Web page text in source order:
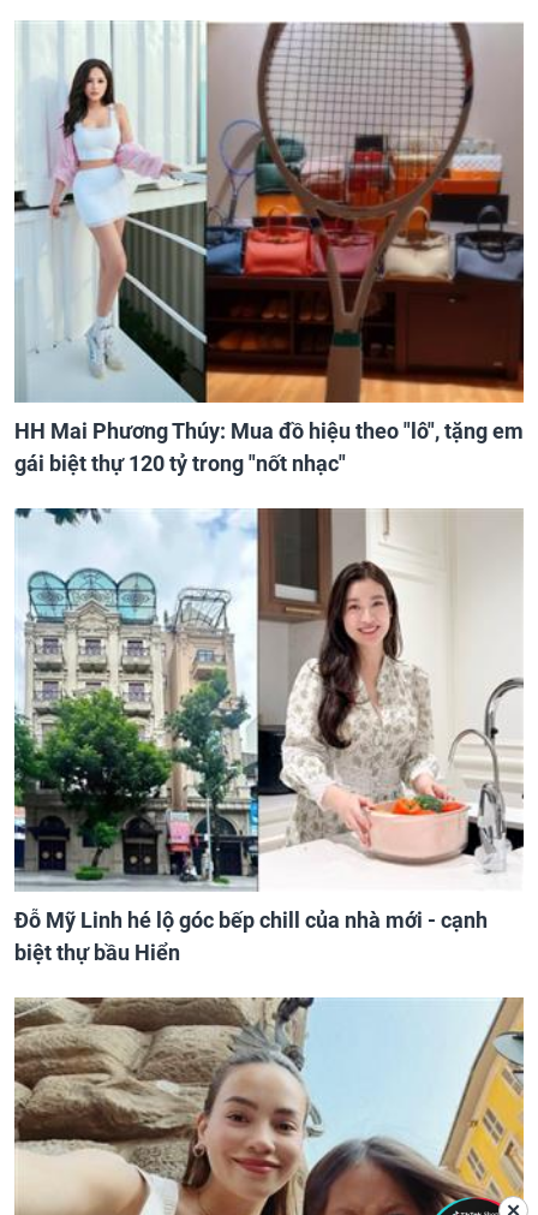
HH Mai Phương Thúy: Mua đồ hiệu theo "lô", tặng em
gái biệt thự 120 tỷ trong "nốt nhạc"
Đỗ Mỹ Linh hé lộ góc bếp chill của nhà mới - cạnh
biệt thự bầu Hiển